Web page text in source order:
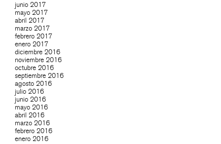
junio 2017
mayo 2017
abril 2017
marzo 2017
febrero 2017
enero 2017
diciembre 2016
noviembre 2016
octubre 2016
septiembre 2016
agosto 2016
julio 2016
junio 2016
mayo 2016
abril 2016
marzo 2016
febrero 2016
enero 2016